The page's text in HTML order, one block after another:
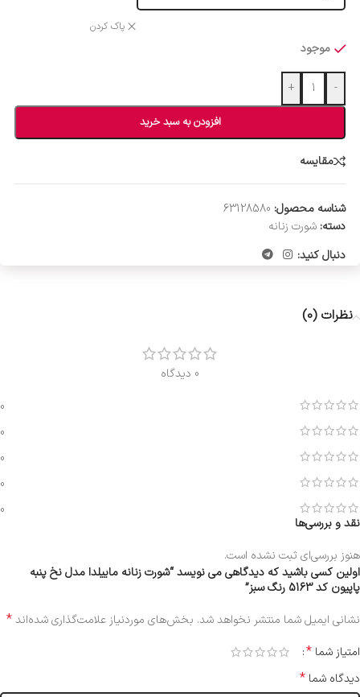
پاک کردن
موجود
-
+
افزودن به سبد خرید
مقایسه
شناسه محصول: 63128580
دسته: شورت زنانه
دنبال کنید:
نظرات (0)
0 دیدگاه
0
0
0
0
0
نقد و بررسی‌ها
هنوز بررسی‌ای ثبت نشده است.
اولین کسی باشید که دیدگاهی می نویسد “شورت زنانه ماییلدا مدل نخ پنبه
پاپیون کد 5163 رنگ سبز”
نشانی ایمیل شما منتشر نخواهد شد. بخش‌های موردنیاز علامت‌گذاری شده‌اند*
امتیاز شما *
دیدگاه شما *